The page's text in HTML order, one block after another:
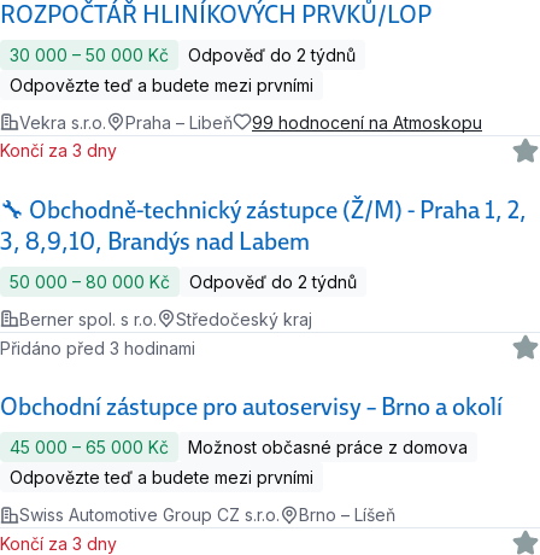
ROZPOČTÁŘ HLINÍKOVÝCH PRVKŮ/LOP
30 000 ‍–‍ 50 000 Kč
Odpověď do 2 týdnů
Odpovězte teď a budete mezi prvními
Vekra s.r.o.
Praha – Libeň 99 hodnocení na Atmoskopu
🔧 Obchodně-technický zástupce (Ž/M) - Praha 1, 2,
3, 8,9,10, Brandýs nad Labem
Končí za 3 dny
50 000 ‍–‍ 80 000 Kč
Odpověď do 2 týdnů
Berner spol. s r.o.
Středočeský kraj
Obchodní zástupce pro autoservisy – Brno a okolí
Přidáno před 3 hodinami
45 000 ‍–‍ 65 000 Kč
Možnost občasné práce z domova
Odpovězte teď a budete mezi prvními
Swiss Automotive Group CZ s.r.o.
Brno – Líšeň
Končí za 3 dny